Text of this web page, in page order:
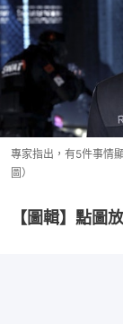
專家指出，有5件事情
圖）
【圖輯】點圖